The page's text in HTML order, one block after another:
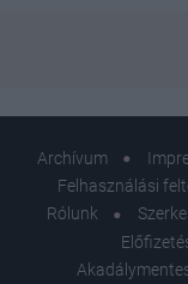
Archívum
Felhasználási
Rólunk